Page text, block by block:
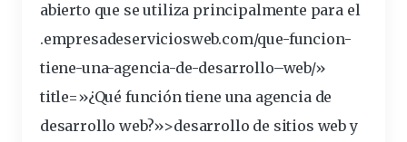
abierto que se utiliza principalmente para el
.empresadeserviciosweb.com/que-funcion-
tiene-una-agencia-de-desarrollo–web/»
title=»¿Qué función tiene una agencia de
desarrollo web?»>desarrollo de sitios web y